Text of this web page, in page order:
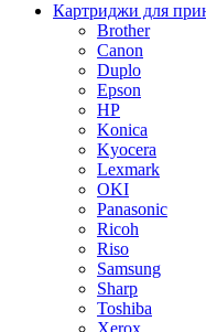
Картриджи для
Brother
Canon
Duplo
Epson
HP
Konica
Kyocera
Lexmark
OKI
Panasonic
Ricoh
Riso
Samsung
Sharp
Toshiba
Xerox